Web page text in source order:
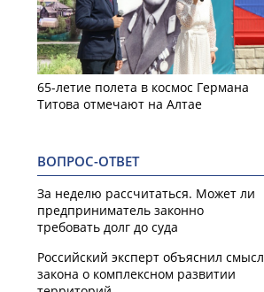
65-летие полета в космос Германа
Титова отмечают на Алтае
ВОПРОС-ОТВЕТ
За неделю рассчитаться. Может ли
предприниматель законно
требовать долг до суда
Российский эксперт объяснил смысл
закона о комплексном развитии